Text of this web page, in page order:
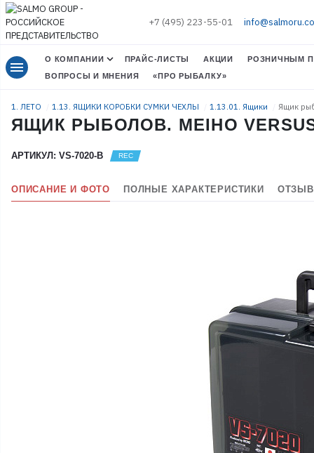
+7 (495) 223-55-01
menu О КОМПАНИИ ПРАЙС-ЛИСТЫ АКЦИИ
РОЗНИЧНЫМ
ВОПРОСЫ И МНЕНИЯ
«ПРО РЫБАЛКУ»
1. ЛЕТО 1.13. ЯЩИКИ КОРОБКИ СУМКИ ЧЕХЛЫ 1.13.01. Ящики Ящик
ЯЩИК РЫБОЛОВ. MEIHO VERSUS
АРТИКУЛ: VS-7020-B
ОПИСАНИЕ И ФОТО ПОЛНЫЕ ХАРАКТЕРИСТИКИ